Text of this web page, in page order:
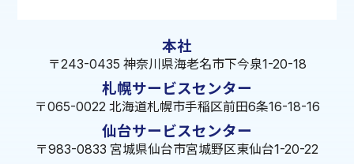
本社
〒243-0435 神奈川県海老名市下今泉1-20-18
札幌サービスセンター
〒065-0022 北海道札幌市手稲区前田6条16-18-16
仙台サービスセンター
〒983-0833 宮城県仙台市宮城野区東仙台1-20-22